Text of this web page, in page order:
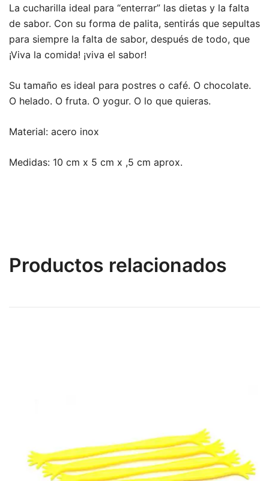
La cucharilla ideal para “enterrar” las dietas y la falta
de sabor. Con su forma de palita, sentirás que sepultas
para siempre la falta de sabor, después de todo, que
¡Viva la comida! ¡viva el sabor!
Su tamaño es ideal para postres o café. O chocolate.
O helado. O fruta. O yogur. O lo que quieras.
Material: acero inox
Medidas: 10 cm x 5 cm x ,5 cm aprox.
Productos relacionados